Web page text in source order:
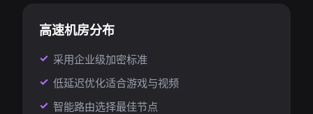
高速机房分布
采用企业级加密标准
低延迟优化适合游戏与视频
智能路由选择最佳节点